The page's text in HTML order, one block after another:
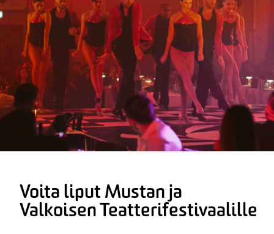
Voita liput Mustan ja
Valkoisen Teatterifestivaalille